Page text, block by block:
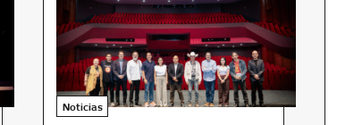
Noticias